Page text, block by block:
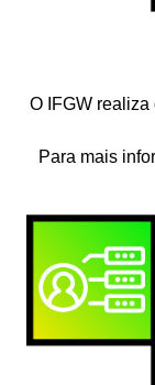
O IFGW
Para mais